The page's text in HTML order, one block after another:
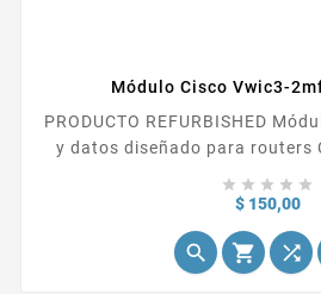
Módulo Cisco Vwic3-
PRODUCTO REFURBISHED Módulo de interfaz de voz
y datos diseñado para routers
opción popular para empresas
    
$ 150,00
  